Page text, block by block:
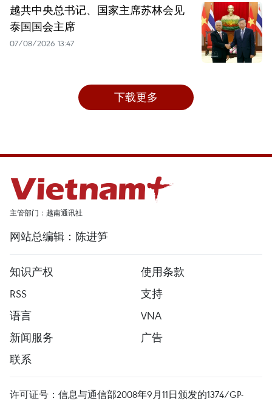
越共中央总书记、国家主席苏林会见
泰国国会主席
07/08/2026 13:47
下载更多
主管部门：越南通讯社
网站总编辑：陈进笋
知识产权
使用条款
RSS
支持
语言
VNA
新闻服务
广告
联系
许可证号：信息与通信部2008年9月11日颁发的1374/GP-